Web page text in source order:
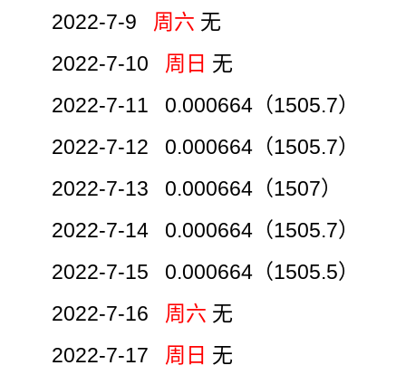
2022-7-9 周六 无
2022-7-10 周日 无
2022-7-11 0.000664（1505.7）
2022-7-12 0.000664（1505.7）
2022-7-13 0.000664（1507）
2022-7-14 0.000664（1505.7）
2022-7-15 0.000664（1505.5）
2022-7-16 周六 无
2022-7-17 周日 无